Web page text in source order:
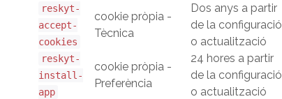
reskyt-
accept-
cookies
cookie pròpia -
Tècnica
Dos anys a partir
de la configuració
o actualització
reskyt-
install-
app
cookie pròpia -
Preferència
24 hores a partir
de la configuració
o actualització